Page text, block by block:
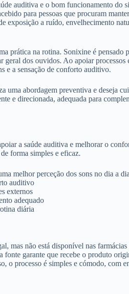
auditiva e o bom funcionamento do
para pessoas que procuram
exposição a ruído, envelhecimento
prática na rotina. Sonixine é pensado
dos ouvidos. Ao apoiar processos
e a sensação de conforto auditivo.
uma abordagem preventiva e deseja
e direcionada, adequada para
a saúde auditiva e melhorar o
forma simples e eficaz.
melhor perceção dos sons no dia a dia
auditivo
externos
adequado
diária
mas não está disponível nas
garante que recebe o produto
o processo é simples e cómodo, com